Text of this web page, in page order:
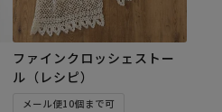
ファインクロッシェストー
ル（レシピ）
メール便10個まで可